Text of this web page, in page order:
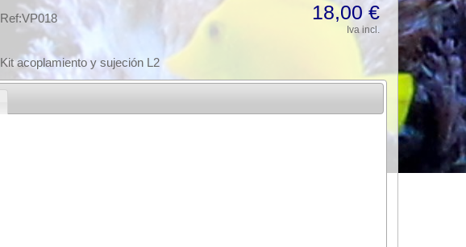
Ref:VP018 18,00 €
Iva incl.
Kit acoplamiento y sujeción L2